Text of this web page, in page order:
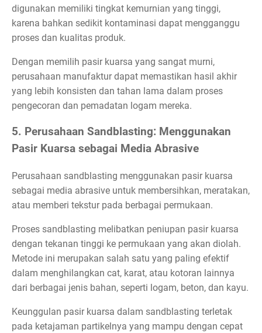
digunakan memiliki tingkat kemurnian yang tinggi,
karena bahkan sedikit kontaminasi dapat mengganggu
proses dan kualitas produk.
Dengan memilih pasir kuarsa yang sangat murni,
perusahaan manufaktur dapat memastikan hasil akhir
yang lebih konsisten dan tahan lama dalam proses
pengecoran dan pemadatan logam mereka.
5. Perusahaan Sandblasting: Menggunakan
Pasir Kuarsa sebagai Media Abrasive
Perusahaan sandblasting menggunakan pasir kuarsa
sebagai media abrasive untuk membersihkan, meratakan,
atau memberi tekstur pada berbagai permukaan.
Proses sandblasting melibatkan peniupan pasir kuarsa
dengan tekanan tinggi ke permukaan yang akan diolah.
Metode ini merupakan salah satu yang paling efektif
dalam menghilangkan cat, karat, atau kotoran lainnya
dari berbagai jenis bahan, seperti logam, beton, dan kayu.
Keunggulan pasir kuarsa dalam sandblasting terletak
pada ketajaman partikelnya yang mampu dengan cepat